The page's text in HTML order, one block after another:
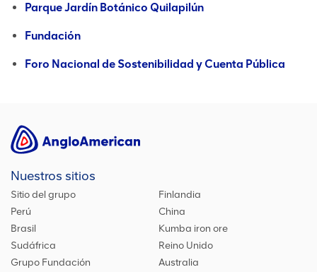
Parque Jardín Botánico Quilapilún
Fundación
Foro Nacional de Sostenibilidad y Cuenta Pública
Nuestros sitios
Sitio del grupo
Finlandia
Perú
China
Brasil
Kumba iron ore
Sudáfrica
Reino Unido
Grupo Fundación
Australia